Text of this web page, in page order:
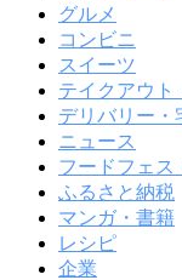
グルメ
コンビニ
スイーツ
テイクアウト
デリバリー・
ニュース
フードフェス
ふるさと納税
マンガ・書籍
レシピ
企業